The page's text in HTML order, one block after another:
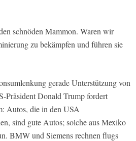
schnöden Mammon. Waren wir
zu bekämpfen und führen sie
gerade Unterstützung von
Präsident Donald Trump fordert
Autos, die in den USA
sind gute Autos; solche aus Mexiko
BMW und Siemens rechnen flugs